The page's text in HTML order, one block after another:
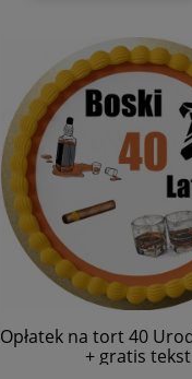
Opłatek na tort 40
+ gratis tekst